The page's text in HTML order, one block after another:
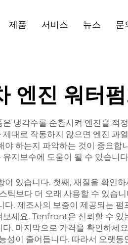
제품 서비스 뉴스 문
엔진 워터
냉각수를 순환시켜 엔진을 적
대로 작동하지 않으면 엔진 과
하는지 파악하는 것이 중요
지보수에 도움이 될 수 있습
있습니다. 첫째, 재질을 확인
보다 더 오래 사용할 수 있습
. 제조사의 보증이 제공되는
세요. Tenfront은 신뢰할 수
. 마지막으로 가격을 확인하세
이 줄어듭니다. 따라서 오랫